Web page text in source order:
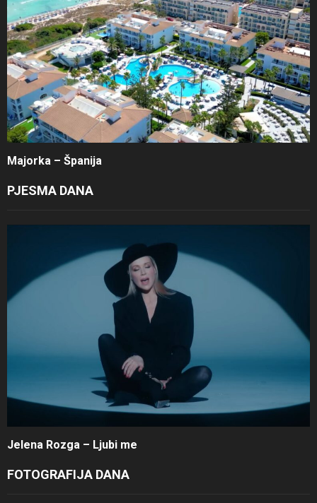
Majorka – Španija
PJESMA DANA
Jelena Rozga – Ljubi me
FOTOGRAFIJA DANA